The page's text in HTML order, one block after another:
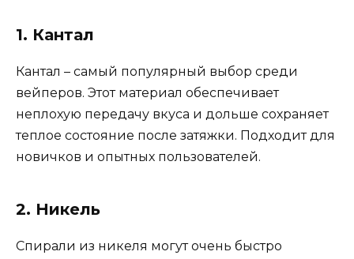
1. Кантал
Кантал – самый популярный выбор среди
вейперов. Этот материал обеспечивает
неплохую передачу вкуса и дольше сохраняет
теплое состояние после затяжки. Подходит для
новичков и опытных пользователей.
2. Никель
Спирали из никеля могут очень быстро